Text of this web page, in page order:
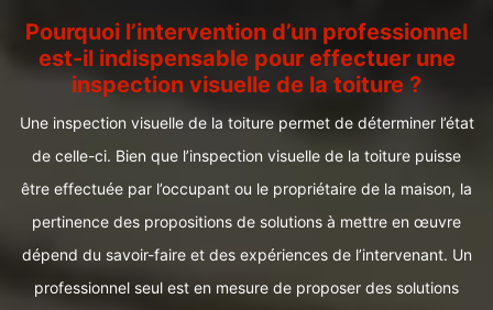
Pourquoi l’intervention d’un professionnel
est-il indispensable pour effectuer une
inspection visuelle de la toiture ?
Une inspection visuelle de la toiture permet de déterminer l’état
de celle-ci. Bien que l’inspection visuelle de la toiture puisse
être effectuée par l’occupant ou le propriétaire de la maison, la
pertinence des propositions de solutions à mettre en œuvre
dépend du savoir-faire et des expériences de l’intervenant. Un
professionnel seul est en mesure de proposer des solutions